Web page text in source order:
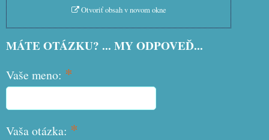
Otvoriť obsah v novom okne
MÁTE OTÁZKU? ... MY ODPOVEĎ...
Vaše meno: *
Vaša otázka: *